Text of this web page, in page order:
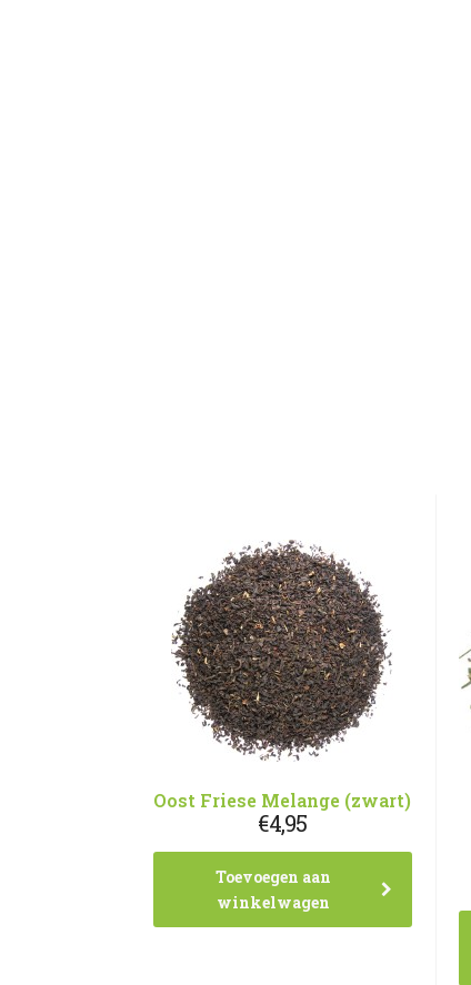
Oost Friese Melange (zwart)
€4,95
Toevoegen aan
winkelwagen